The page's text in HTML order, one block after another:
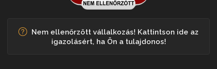
Nem ellenőrzött vállalkozás! Kattintson ide az
igazolásért, ha Ön a tulajdonos!